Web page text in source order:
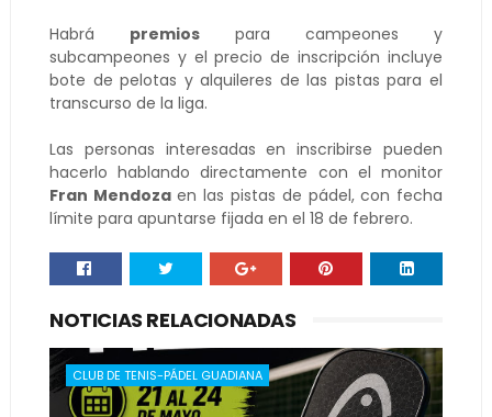
Habrá premios para campeones y
subcampeones y el precio de inscripción incluye
bote de pelotas y alquileres de las pistas para el
transcurso de la liga.
Las personas interesadas en inscribirse pueden
hacerlo hablando directamente con el monitor
Fran Mendozaen las pistas de pádel, con fecha
límite para apuntarse fijada en el 18 de febrero.
NOTICIAS RELACIONADAS
CLUB DE TENIS-PÁDEL GUADIANA